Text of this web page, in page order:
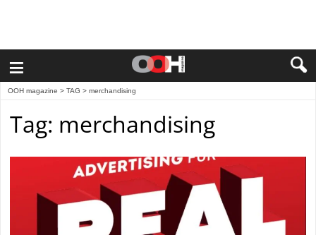
≡
OOH magazine > TAG > merchandising
Tag: merchandising